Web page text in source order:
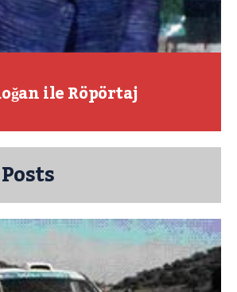
ile Röpörtaj